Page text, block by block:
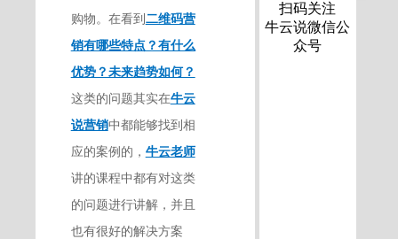
购物。在看到 二维码营
销有哪些特点？有什么
优势？未来趋势如何？
这类的问题其实在牛云
说营销中都能够找到相
应的案例的， 牛云老师
讲的课程中都有对这类
的问题进行讲解，并且
也有很好的解决方案
扫码关注
牛云说微信公
众号